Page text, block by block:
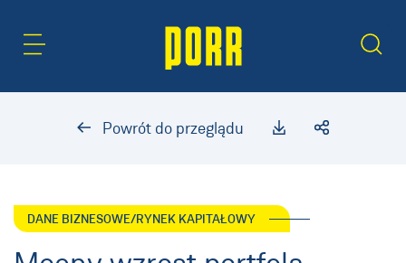
Powrót do przeglądu
DANE BIZNESOWE/RYNEK KAPITAŁOWY